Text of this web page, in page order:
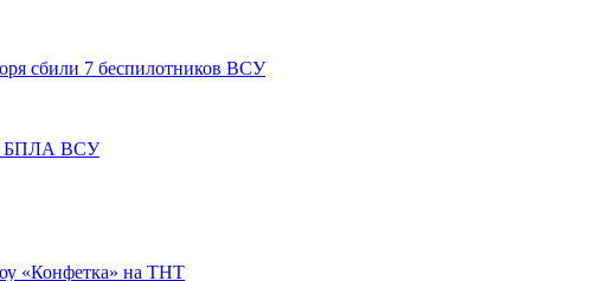
сбили 7 беспилотников ВСУ
БПЛА ВСУ
«Конфетка» на ТНТ